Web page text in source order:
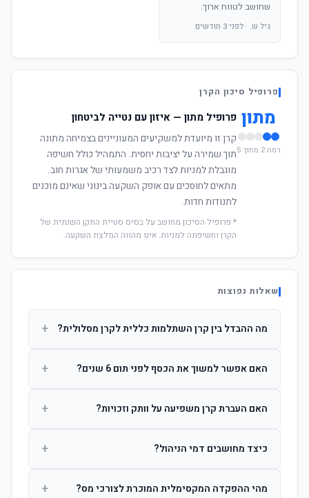
שחושב לטווח ארוך.
גיל ש. · לפני 3 חודשים
פרופיל סיכון הקרן
מתון
רמה 2 מתוך 5
פרופיל מתון — איזון עם נטייה לביטחון
קרן זו מיועדת למשקיעים המעוניינים בצמיחה מתונה
תוך שמירה על יציבות יחסית. התמהיל כולל חשיפה
מוגבלת למניות לצד רכיב משמעותי של אגרות חוב.
מתאים לחוסכים עם אופק השקעה בינוני שאינם מוכנים
לתנודות חדות.
* פרופיל הסיכון מחושב על בסיס סטיית התקן השנתית של
הקרן וחשיפתה למניות. אינו מהווה המלצת השקעה.
שאלות נפוצות
מה ההבדל בין קרן השתלמות כללית לקרן מסלולית? +
ההשקעות. קרן מסלולית עוקבת אחרי מדד ספציפי ומאפשרת
האם אפשר למשוך את הכסף לפני תום 6 שנים? +
הרווחים. לאחר 6 שנים ניתן למשוך פטור ממס עד לתקרה
האם העברת קרן משפיעה על וותק וזכויות? +
החברות. הוותק ממשיך להיספר מיום ההפקדה הראשונה.
כיצד מחושבים דמי הניהול? +
ומתן על שיעורם בעת הצטרפות.
מהי ההפקדה המקסימלית המוכרת לצורכי מס? +